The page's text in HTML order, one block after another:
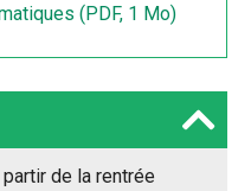
(PDF, 1 Mo)
de la rentrée